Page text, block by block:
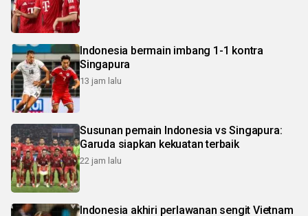
Indonesia bermain imbang 1-1 kontra
Singapura
13 jam lalu
Susunan pemain Indonesia vs Singapura:
Garuda siapkan kekuatan terbaik
22 jam lalu
Indonesia akhiri perlawanan sengit Vietnam